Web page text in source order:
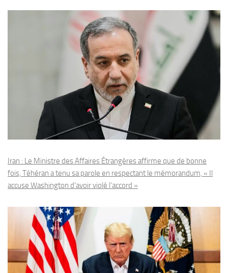
Iran : Le Ministre des Affaires Étrangères affirme que de bonne
fois, Téhéran a tenu sa parole en respectant le mémorandum, « Il
accuse Washington d’avoir violé l’accord »